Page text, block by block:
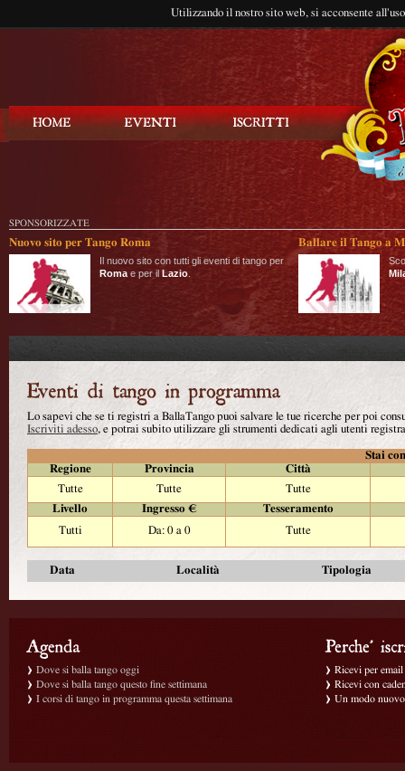
Utilizzando il nostro sito web, si acconsente
SPONSORIZZATE
Nuovo sito per Tango Roma
Il nuovo sito con tutti gli eventi di tango per
Roma e per il Lazio
Ballare il Tango a
Lo sapevi che se ti registri a BallaTango puoi salvare le tue ricerche per poi
Iscriviti adesso, e potrai subito utilizzare gli strumenti dedicati agli utenti
Stai
Regione
Provincia
Città
Tutte
Tutte
Tutte
Livello
Ingresso €
Tesseramento
Tutti
Da: 0 a 0 Tutte
Data Località Tipologia
Dove si balla tango oggi
Dove si balla tango questo fine settimana
I corsi di tango in programma questa settimana
Ricevi per
Ricevi con
Un modo